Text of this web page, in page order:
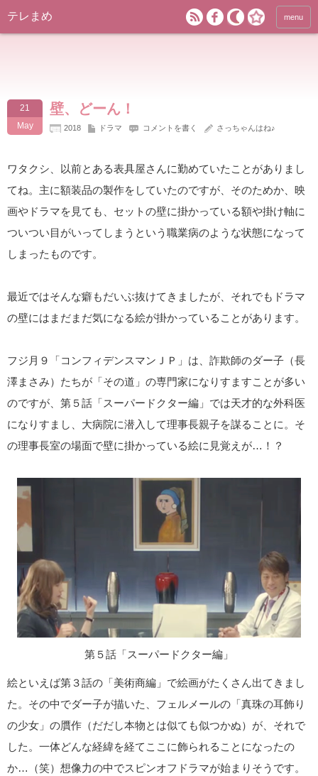
テレまめ menu
21
May
壁、どーん！
2018 ドラマ コメントを書く さっちゃんはね♪
ワタクシ、以前とある表具屋さんに勤めていたことがありまし
てね。主に額装品の製作をしていたのですが、そのためか、映
画やドラマを見ても、セットの壁に掛かっている額や掛け軸に
ついつい目がいってしまうという職業病のような状態になって
しまったものです。
最近ではそんな癖もだいぶ抜けてきましたが、それでもドラマ
の壁にはまだまだ気になる絵が掛かっていることがあります。
フジ月９「コンフィデンスマンＪＰ」は、詐欺師のダー子（長
澤まさみ）たちが「その道」の専門家になりすますことが多い
のですが、第５話「スーパードクター編」では天才的な外科医
になりすまし、大病院に潜入して理事長親子を謀ることに。そ
の理事長室の場面で壁に掛かっている絵に見覚えが…！？
第５話「スーパードクター編」
絵といえば第３話の「美術商編」で絵画がたくさん出てきまし
た。その中でダー子が描いた、フェルメールの「真珠の耳飾り
の少女」の贋作（だだし本物とは似ても似つかぬ）が、それで
した。一体どんな経緯を経てここに飾られることになったの
か…（笑）想像力の中でスピンオフドラマが始まりそうです。